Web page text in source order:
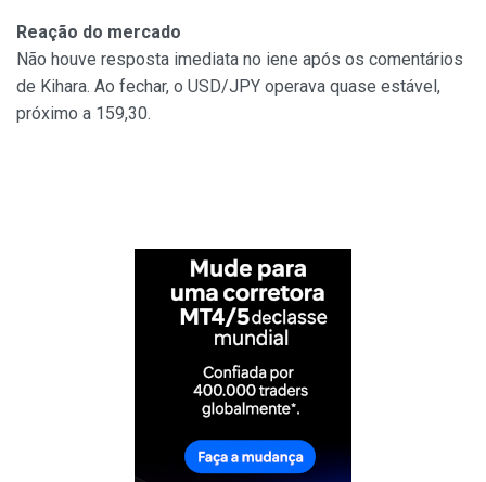
Reação do mercado
Não houve resposta imediata no iene após os comentários
de Kihara. Ao fechar, o USD/JPY operava quase estável,
próximo a 159,30.